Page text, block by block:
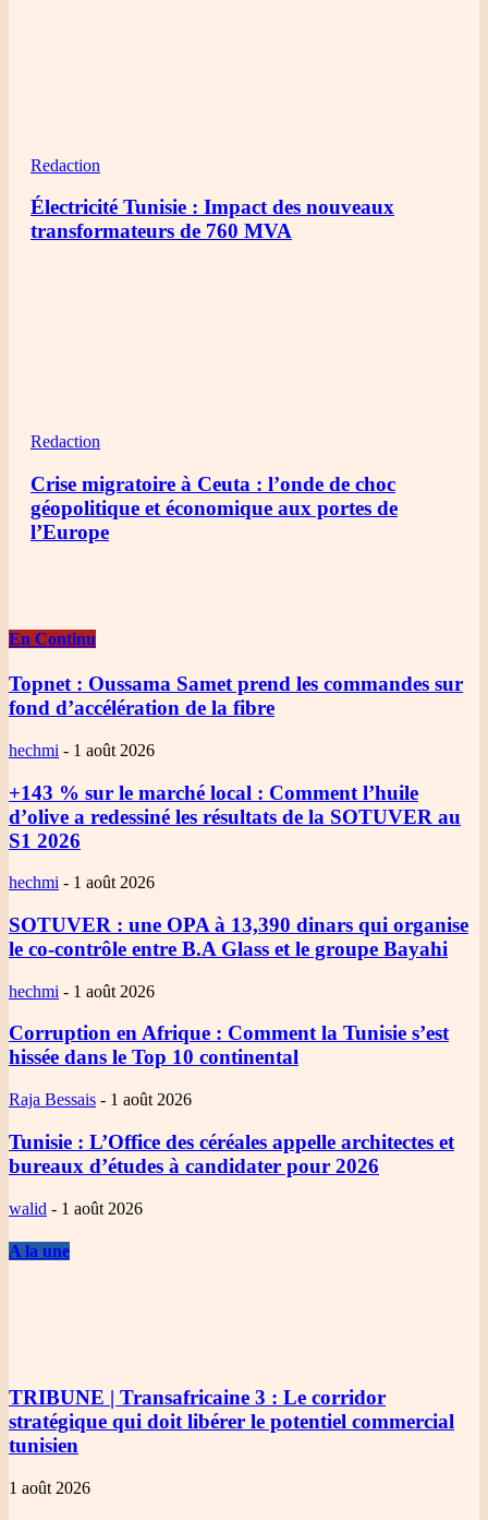
Redaction
Électricité Tunisie : Impact des nouveaux
transformateurs de 760 MVA
Redaction
Crise migratoire à Ceuta : l’onde de choc
géopolitique et économique aux portes de
l’Europe
En Continu
Topnet : Oussama Samet prend les commandes sur
fond d’accélération de la fibre
hechmi - 1 août 2026
+143 % sur le marché local : Comment l’huile
d’olive a redessiné les résultats de la SOTUVER au
S1 2026
hechmi - 1 août 2026
SOTUVER : une OPA à 13,390 dinars qui organise
le co-contrôle entre B.A Glass et le groupe Bayahi
hechmi - 1 août 2026
Corruption en Afrique : Comment la Tunisie s’est
hissée dans le Top 10 continental
Raja Bessais - 1 août 2026
Tunisie : L’Office des céréales appelle architectes et
bureaux d’études à candidater pour 2026
walid - 1 août 2026
A la une
TRIBUNE | Transafricaine 3 : Le corridor
stratégique qui doit libérer le potentiel commercial
tunisien
1 août 2026